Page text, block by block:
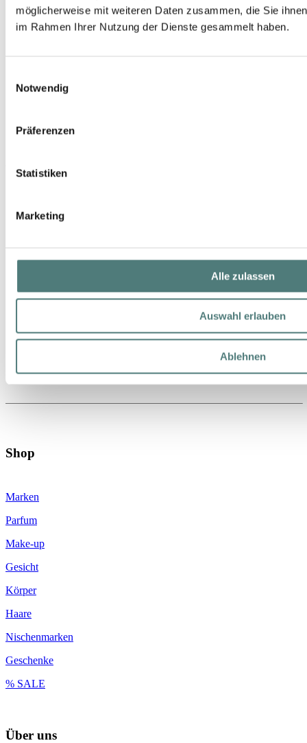
möglicherweise mit weiteren Daten zusammen, die Sie
im Rahmen Ihrer Nutzung der Dienste gesammelt haben.
Notwendig
Präferenzen
Statistiken
Marketing
Alle zulassen
Auswahl erlauben
Ablehnen
YBPN-Partner
Schön folgen
Shop
Marken
Parfum
Make-up
Gesicht
Körper
Haare
Nischenmarken
Geschenke
% SALE
Über uns